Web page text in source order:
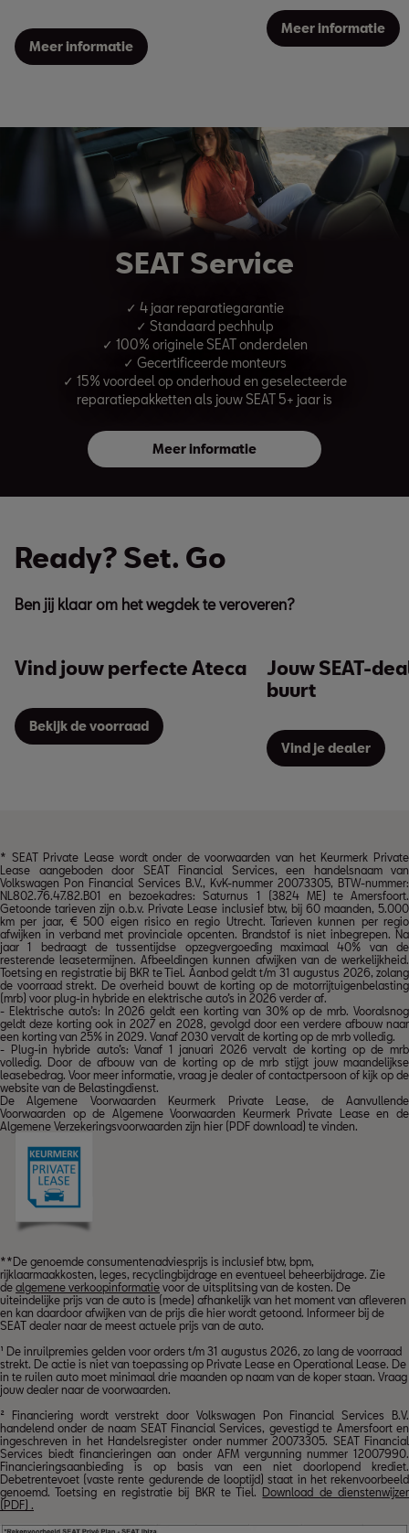
Meer informatie
Meer informatie
SEAT Service
✓ 4 jaar reparatiegarantie
✓ Standaard pechhulp
✓ 100% originele SEAT onderdelen
✓ Gecertificeerde monteurs
✓ 15% voordeel op onderhoud en geselecteerde
reparatiepakketten als jouw SEAT 5+ jaar is
Meer informatie
Ready? Set. Go
Ben jij klaar om het wegdek te veroveren?
Vind jouw perfecte Ateca
Bekijk de voorraad
Jouw SEAT-
buurt
Vind je dealer
* SEAT Private Lease wordt onder de voorwaarden van het Keurmerk Private
Lease aangeboden door SEAT Financial Services, een handelsnaam van
Volkswagen Pon Financial Services B.V., KvK-nummer 20073305, BTW-nummer:
NL802.76.47.82.B01 en bezoekadres: Saturnus 1 (3824 ME) te Amersfoort.
Getoonde tarieven zijn o.b.v. Private Lease inclusief btw, bij 60 maanden, 5.000
km per jaar, € 500 eigen risico en regio Utrecht. Tarieven kunnen per regio
afwijken in verband met provinciale opcenten. Brandstof is niet inbegrepen. Na
jaar 1 bedraagt de tussentijdse opzegvergoeding maximaal 40% van de
resterende leasetermijnen. Afbeeldingen kunnen afwijken van de werkelijkheid.
Toetsing en registratie bij BKR te Tiel. Aanbod geldt t/m 31 augustus 2026, zolang
de voorraad strekt. De overheid bouwt de korting op de motorrijtuigenbelasting
(mrb) voor plug-in hybride en elektrische auto’s in 2026 verder af.
- Elektrische auto’s: In 2026 geldt een korting van 30% op de mrb. Vooralsnog
geldt deze korting ook in 2027 en 2028, gevolgd door een verdere afbouw naar
een korting van 25% in 2029. Vanaf 2030 vervalt de korting op de mrb volledig.
- Plug-in hybride auto’s: Vanaf 1 januari 2026 vervalt de korting op de mrb
volledig. Door de afbouw van de korting op de mrb stijgt jouw maandelijkse
leasebedrag. Voor meer informatie, vraag je dealer of contactpersoon of kijk op de
website van de Belastingdienst.
De Algemene Voorwaarden Keurmerk Private Lease, de Aanvullende
Voorwaarden op de Algemene Voorwaarden Keurmerk Private Lease en de
Algemene Verzekeringsvoorwaarden zijn hier (PDF download) te vinden.
**De genoemde consumentenadviesprijs is inclusief btw, bpm,
rijklaarmaakkosten, leges, recyclingbijdrage en eventueel beheerbijdrage. Zie
de algemene verkoopinformatie voor de uitsplitsing van de kosten. De
uiteindelijke prijs van de auto is (mede) afhankelijk van het moment van afleveren
en kan daardoor afwijken van de prijs die hier wordt getoond. Informeer bij de
SEAT dealer naar de meest actuele prijs van de auto.
¹ De inruilpremies gelden voor orders t/m 31 augustus 2026, zo lang de voorraad
strekt. De actie is niet van toepassing op Private Lease en Operational Lease. De
in te ruilen auto moet minimaal drie maanden op naam van de koper staan. Vraag
jouw dealer naar de voorwaarden.
² Financiering wordt verstrekt door Volkswagen Pon Financial Services B.V.
handelend onder de naam SEAT Financial Services, gevestigd te Amersfoort en
ingeschreven in het Handelsregister onder nummer 20073305. SEAT Financial
Services biedt financieringen aan onder AFM vergunning nummer 12007990.
Financieringsaanbieding is op basis van een niet doorlopend krediet.
Debetrentevoet (vaste rente gedurende de looptijd) staat in het rekenvoorbeeld
genoemd. Toetsing en registratie bij BKR te Tiel.
Download de dienstenwijzer
(PDF) .